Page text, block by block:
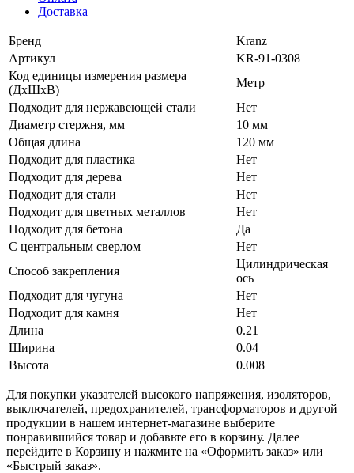
Доставка
Бренд
Kranz
Артикул
KR-91-0308
Код единицы измерения размера
(ДхШхВ)
Метр
Подходит для нержавеющей стали
Нет
Диаметр стержня, мм
10 мм
Общая длина
120 мм
Подходит для пластика
Нет
Подходит для дерева
Нет
Подходит для стали
Нет
Подходит для цветных металлов
Нет
Подходит для бетона
Да
С центральным сверлом
Нет
Способ закрепления
Цилиндрическая
ось
Подходит для чугуна
Нет
Подходит для камня
Нет
Длина
0.21
Ширина
0.04
Высота
0.008
Для покупки указателей высокого напряжения, изоляторов,
выключателей, предохранителей, трансформаторов и другой
продукции в нашем интернет-магазине выберите
понравившийся товар и добавьте его в корзину. Далее
перейдите в Корзину и нажмите на «Оформить заказ» или
«Быстрый заказ».